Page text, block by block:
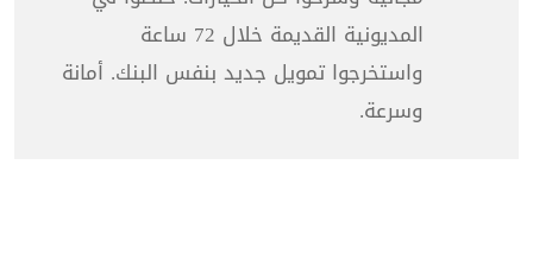
المديونية القديمة خلال 72 ساعة
واستخرجوا تمويل جديد بنفس البنك. أمانة
وسرعة.